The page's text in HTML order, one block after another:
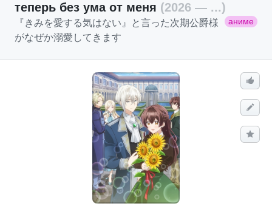
теперь без ума от меня (2026 — ...)
аниме
『きみを愛する気はない』と言った次期公爵様
がなぜか溺愛してきます